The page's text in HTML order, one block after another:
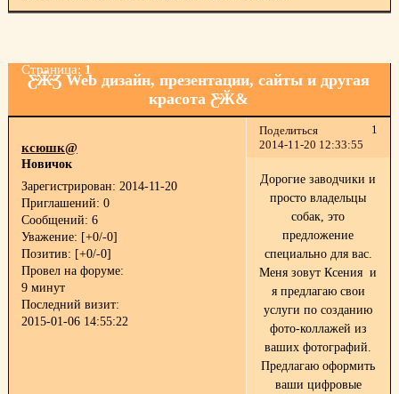
Ƹ̴Ӂ̴Ʒ Web дизайн, презентации, сайты и другая
красота Ƹ̴Ӂ&
Страница: 1
Поделиться
1
2014-11-20 12:33:55
ксюшк@
Новичок
Зарегистрирован: 2014-11-20
Приглашений: 0
Сообщений: 6
Уважение: [+0/-0]
Позитив: [+0/-0]
Провел на форуме:
9 минут
Последний визит:
2015-01-06 14:55:22
Дорогие заводчики и
просто владельцы
собак, это
предложение
специально для вас.
Меня зовут Ксения и
я предлагаю свои
услуги по созданию
фото-коллажей из
ваших фотографий.
Предлагаю оформить
ваши цифровые